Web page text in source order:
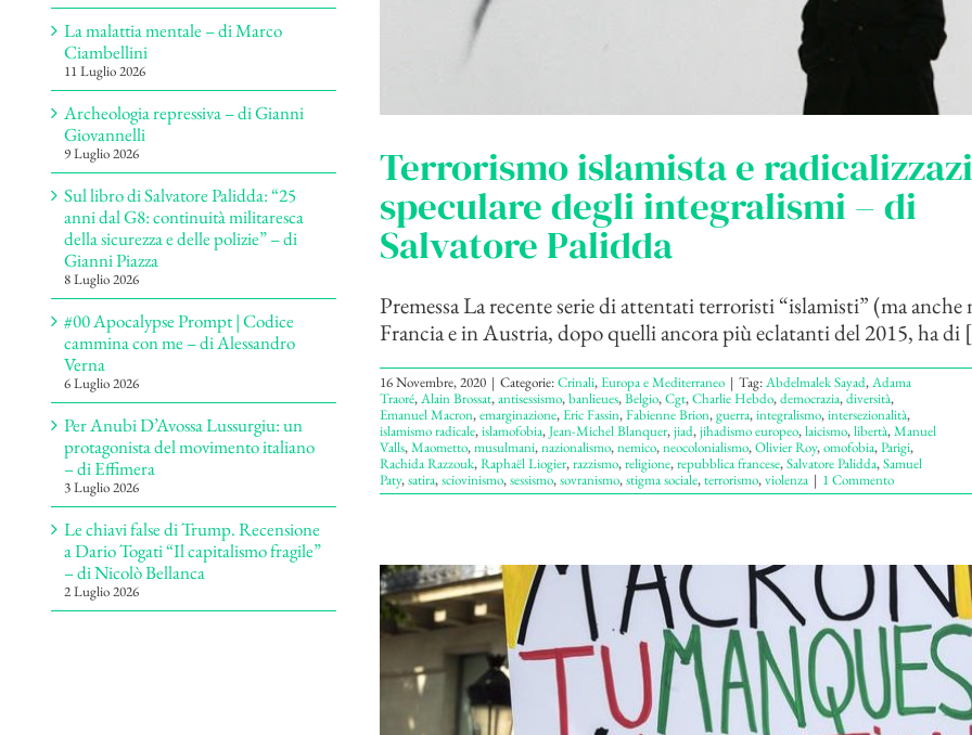
Terrorismo islamista e
speculare degli integralismi – di
Salvatore Palidda
Premessa La recente serie di attentati terroristi “islamisti” (ma anche
Francia e in Austria, dopo quelli ancora più eclatanti del 2015, ha di
16 Novembre, 2020 | Categorie:Crinali,Europa e Mediterraneo | Tag:Abdelmalek Sayad,Adama
Traoré,Alain Brossat,antisessismo,banlieues,Belgio,Cgt,Charlie Hebdo,democrazia,diversità,
Emanuel Macron,emarginazione,Eric Fassin,Fabienne Brion,guerra,integralismo,intersezionalità,
islamismo radicale,islamofobia,Jean-Michel Blanquer,jiad,jihadismo europeo,laicismo,libertà,Manuel
Valls,Maometto,musulmani,nazionalismo,nemico,neocolonialismo,Olivier Roy,omofobia,Parigi,
Rachida Razzouk,Raphaël Liogier,razzismo,religione,repubblica francese,Salvatore Palidda,Samuel
Paty,satira,sciovinismo,sessismo,sovranismo,stigma sociale,terrorismo,violenza | 1 Commento
La malattia mentale – di Marco
Ciambellini
11 Luglio 2026
Archeologia repressiva – di Gianni
Giovannelli
9 Luglio 2026
Sul libro di Salvatore Palidda: “25
anni dal G8: continuità militaresca
della sicurezza e delle polizie” – di
Gianni Piazza
8 Luglio 2026
#00 Apocalypse Prompt | Codice
cammina con me – di Alessandro
Verna
6 Luglio 2026
Per Anubi D’Avossa Lussurgiu: un
protagonista del movimento italiano
– di Effimera
3 Luglio 2026
Le chiavi false di Trump. Recensione
a Dario Togati “Il capitalismo fragile”
– di Nicolò Bellanca
2 Luglio 2026